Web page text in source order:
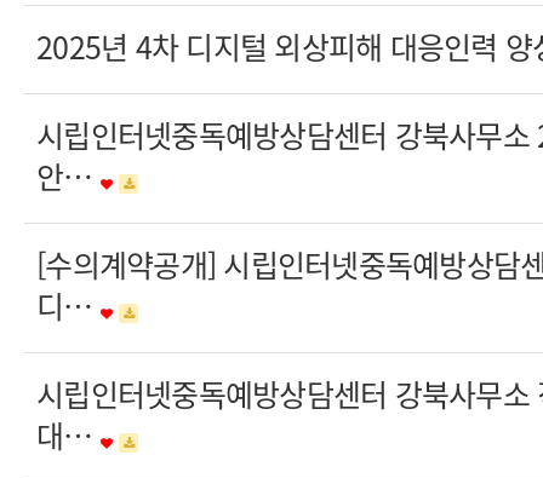
2025년 4차 디지털 외상피해 대응인력
시립인터넷중독예방상담센터 강북사무
안…
[수의계약공개] 시립인터넷중독예방상담
디…
시립인터넷중독예방상담센터 강북사무소
대…